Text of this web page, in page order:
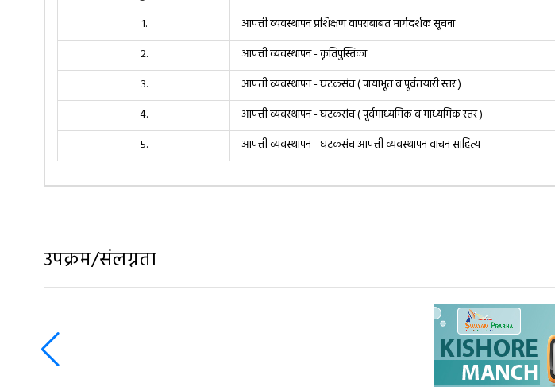
१. आपत्ती व्यवस्थापन प्रशिक्षण वापराबाबत मार्गदर्शक सूचना
२. आपत्ती व्यवस्थापन - कृतिपुस्तिका
३. आपत्ती व्यवस्थापन - घटकसंच ( पायाभूत व पूर्वतयारी स्तर )
४. आपत्ती व्यवस्थापन - घटकसंच ( पूर्वमाध्यमिक व माध्यमिक स्तर )
५. आपत्ती व्यवस्थापन - घटकसंच आपत्ती व्यवस्थापन वाचन साहित्य
उपक्रम/संलग्नता